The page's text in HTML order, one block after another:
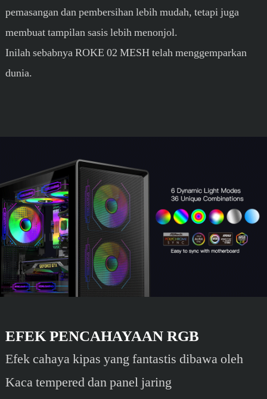
pemasangan dan pembersihan lebih mudah, tetapi juga
membuat tampilan sasis lebih menonjol.
Inilah sebabnya ROKE 02 MESH telah menggemparkan
dunia.
EFEK PENCAHAYAAN RGB
Efek cahaya kipas yang fantastis dibawa oleh
Kaca tempered dan panel jaring